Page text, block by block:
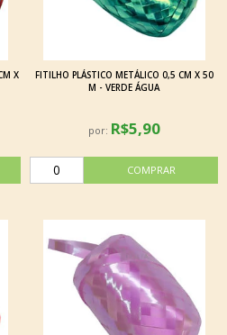
X
FITILHO PLÁSTICO METÁLICO 0,5 CM X 50
M - VERDE ÁGUA
por: R$5,90